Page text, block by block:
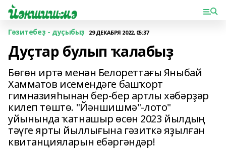
Гәзитебеҙ - дуҫыбыҙ 29 ДЕКАБРЯ 2022, 05:37
Дуҫтар булып ҡалабыҙ
Бөгөн иртә менән Белореттағы Яныбай
Хамматов исемендәге башҡорт
гимназияһынан бер-бер артлы хәбәрҙәр
килеп төштө. "Йәншишмә"-лото"
уйынында ҡатнашыр өсөн 2023 йылдың
тәүге ярты йыллығына гәзиткә яҙылған
квитанцияларын ебәргәндәр!